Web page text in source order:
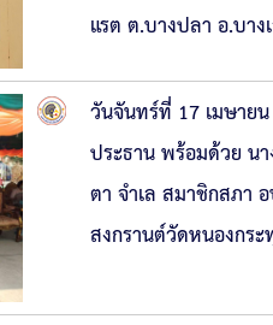
แรต ต.บางปลา อ.บา
วันจันทร์ที่ 17 เมษาย
ประธาน พร้อมด้วย น
ตา จำเล สมาชิกสภา
สงกรานต์วัดหนองกร